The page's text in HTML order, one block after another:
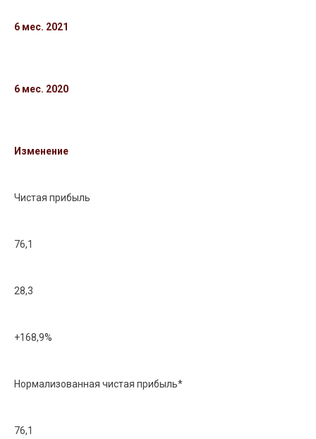
6 мес. 2021
6 мес. 2020
Изменение
Чистая прибыль
76,1
28,3
+168,9%
Нормализованная чистая прибыль*
76,1